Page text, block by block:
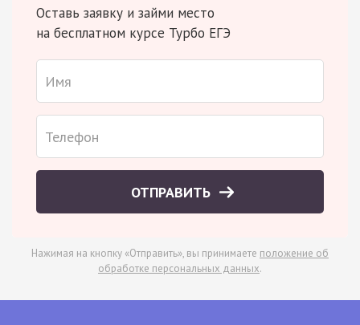
Оставь заявку и займи место
на бесплатном курсе Турбо ЕГЭ
ОТПРАВИТЬ
Нажимая на кнопку «Отправить», вы принимаете положение об
обработке персональных данных.